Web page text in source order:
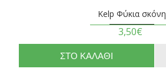
Kelp Φύκια σκόνη
3,50€